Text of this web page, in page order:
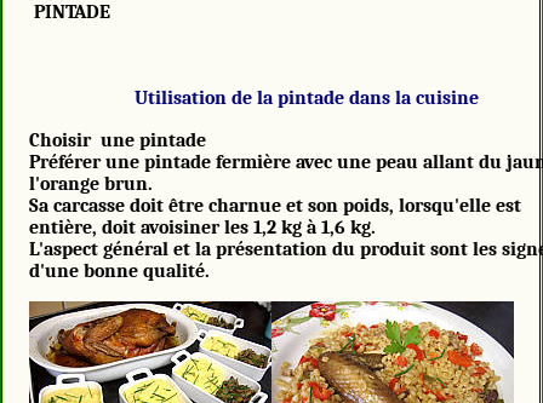
PINTADE
Utilisation de la pintade dans la cuisine
Choisir une pintade
Préférer une pintade fermière avec une peau allant du
l'orange brun.
Sa carcasse doit être charnue et son poids, lorsqu'elle est
entière, doit avoisiner les 1,2 kg à 1,6 kg.
L'aspect général et la présentation du produit sont les
d'une bonne qualité.